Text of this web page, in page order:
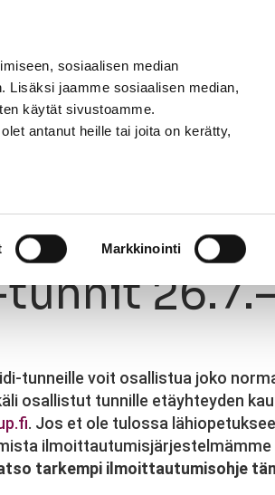
sosiaalisen median
Lisäksi jaamme sosiaalisen median,
käytät sivustoamme.
antanut heille tai joita on kerätty,
Markkinointi
KIRJAUDU
tunneille voit osallistua joko
osallistut tunnille etäyhteyden
. Jos et ole tulossa
tarkempi ilmoittautumisohje